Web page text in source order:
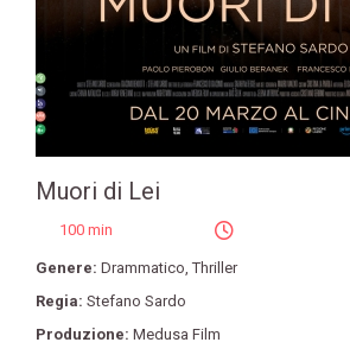
Muori di Lei
100 min
Genere: Drammatico,Thriller
Regia: Stefano Sardo
Produzione: Medusa Film